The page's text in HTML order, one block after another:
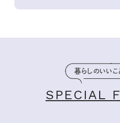
暮らしのいいこ
SPECIAL